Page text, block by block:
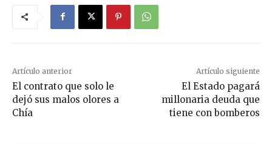
Artículo anterior
El contrato que solo le
dejó sus malos olores a
Chía
Artículo siguiente
El Estado pagará
millonaria deuda que
tiene con bomberos